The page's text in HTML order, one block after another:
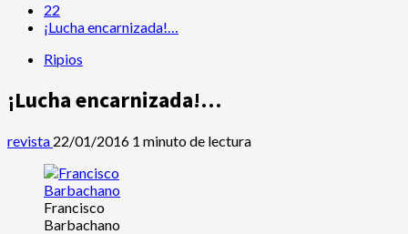
22
¡Lucha encarnizada!…
Ripios
¡Lucha encarnizada!…
revista 22/01/2016 1 minuto de lectura
Francisco
Barbachano